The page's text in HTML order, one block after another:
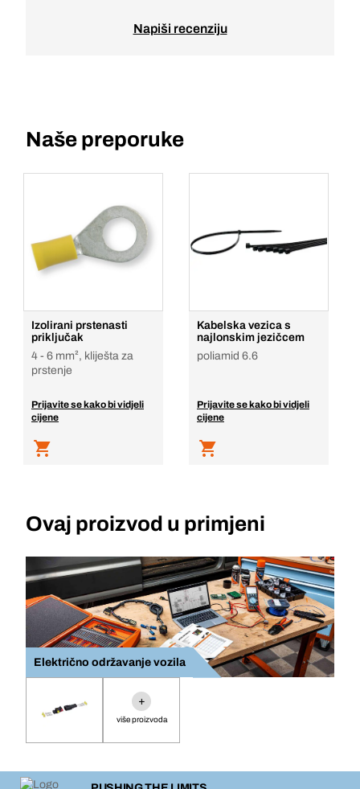
Napiši recenziju
Naše preporuke
Izolirani prstenasti
priključak
4 - 6 mm², kliješta za
prstenje
Prijavite se kako bi vidjeli
cijene
Kabelska vezica s
najlonskim jezičcem
poliamid 6.6
Prijavite se kako bi vidjeli
cijene
Ovaj proizvod u primjeni
Električno održavanje vozila
+
više proizvoda